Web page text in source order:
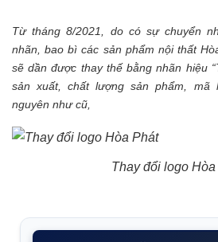
Từ tháng 8/2021, do có sự chuyển
nhãn, bao bì các sản phẩm nội thất
sẽ dần được thay thế bằng nhãn hiệu
sản xuất, chất lượng sản phẩm, mã
nguyên như cũ,
Thay đổi logo